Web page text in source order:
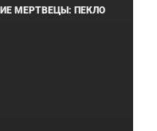
МЕРТВЕЦЫ: ПЕКЛО